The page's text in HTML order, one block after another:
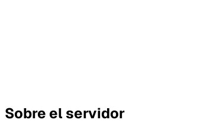
Sobre el servidor